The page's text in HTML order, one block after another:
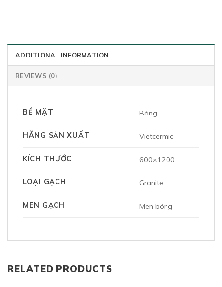
ADDITIONAL INFORMATION
REVIEWS (0)
BỀ MẶT Bóng
HÃNG SẢN XUẤT Vietcermic
KÍCH THƯỚC 600×1200
LOẠI GẠCH Granite
MEN GẠCH Men bóng
RELATED PRODUCTS